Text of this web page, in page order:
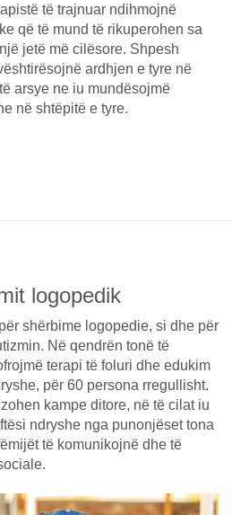
të trajnuar ndihmojnë
që të mund të rikuperohen sa
jetë më cilësore. Shpesh
ardhjen e tyre në
arsye ne iu mundësojmë
në shtëpitë e tyre.
logopedik
shërbime logopedie, si dhe për
Në qendrën tonë të
terapi të foluri dhe edukim
për 60 persona rregullisht.
kampe ditore, në të cilat iu
ndryshe nga punonjëset tona
të komunikojnë dhe të